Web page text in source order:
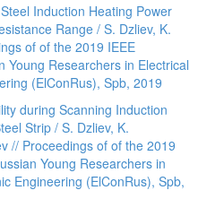
Induction Heating Power
Range / S. Dzliev, K.
of of the 2019 IEEE
Young Researchers in Electrical
(ElConRus), Spb, 2019
during Scanning Induction
Strip / S. Dzliev, K.
// Proceedings of of the 2019
Young Researchers in
Engineering (ElConRus), Spb,